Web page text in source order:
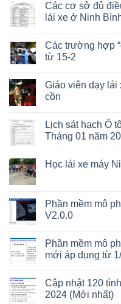
Các cơ sở đủ
lái xe ở Ninh
Các trường hợp
từ 15-2
Giáo viên dạy lái
cồn
Lịch sát hạch Ô
Tháng 01 năm
Học lái xe máy
Phần mềm mô
V2.0.0
Phần mềm mô
mới áp dụng từ
Cập nhật 120
2024 (Mới nhất)